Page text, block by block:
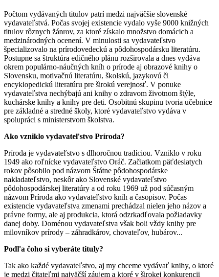
Počtom vydávaných titulov patrí medzi najväčšie slovenské
vydavateľstvá. Počas svojej existencie vydalo vyše 9000 knižných
titulov rôznych žánrov, za ktoré získalo množstvo domácich a
medzinárodných ocenení. V minulosti sa vydavateľstvo
špecializovalo na prírodovedeckú a pôdohospodársku literatúru.
Postupne sa štruktúra edičného plánu rozširovala a dnes vydáva
okrem populárno-náučných kníh o prírode aj obrazové knihy o
Slovensku, motivačnú literatúru, školskú, jazykovú či
encyklopedickú literatúru pre širokú verejnosť. V ponuke
vydavateľstva nechýbajú ani knihy o zdravom životnom štýle,
kuchárske knihy a knihy pre deti. Osobitnú skupinu tvoria učebnice
pre základné a stredné školy, ktoré vydavateľstvo vydáva v
spolupráci s ministerstvom školstva.
Ako vzniklo vydavateľstvo Príroda?
Príroda je vydavateľstvo s dlhoročnou tradíciou. Vzniklo v roku
1949 ako roľnícke vydavateľstvo Oráč. Začiatkom päťdesiatych
rokov pôsobilo pod názvom Štátne pôdohospodárske
nakladateľstvo, neskôr ako Slovenské vydavateľstvo
pôdohospodárskej literatúry a od roku 1969 už pod súčasným
názvom Príroda ako vydavateľstvo kníh a časopisov. Počas
existencie vydavateľstva zmenami prechádzal nielen jeho názov a
právne formy, ale aj produkcia, ktorá odzrkadľovala požiadavky
danej doby. Doménou vydavateľstva však boli vždy knihy pre
milovníkov prírody – záhradkárov, chovateľov, hubárov...
Podľa čoho si vyberáte tituly?
Tak ako každé vydavateľstvo, aj my chceme vydávať knihy, o ktoré
je medzi čitateľmi najväčší záujem a ktoré v širokej konkurencii